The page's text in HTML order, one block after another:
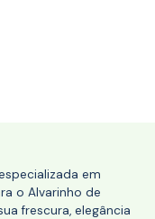
em
o Alvarinho de
frescura, elegância